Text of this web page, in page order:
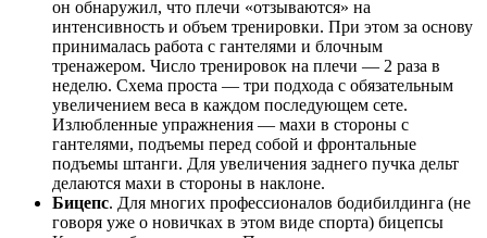
он обнаружил, что плечи «отзываются» на
интенсивность и объем тренировки. При этом за основу
принималась работа с гантелями и блочным
тренажером. Число тренировок на плечи — 2 раза в
неделю. Схема проста — три подхода с обязательным
увеличением веса в каждом последующем сете.
Излюбленные упражнения — махи в стороны с
гантелями, подъемы перед собой и фронтальные
подъемы штанги. Для увеличения заднего пучка дельт
делаются махи в стороны в наклоне.
Бицепс. Для многих профессионалов бодибилдинга (не
говоря уже о новичках в этом виде спорта) бицепсы